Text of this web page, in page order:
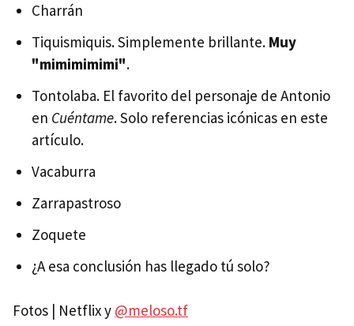
Charrán
Tiquismiquis. Simplemente brillante. Muy
"mimimimimi".
Tontolaba. El favorito del personaje de Antonio
en Cuéntame. Solo referencias icónicas en este
artículo.
Vacaburra
Zarrapastroso
Zoquete
¿A esa conclusión has llegado tú solo?
Fotos | Netflix y @meloso.tf